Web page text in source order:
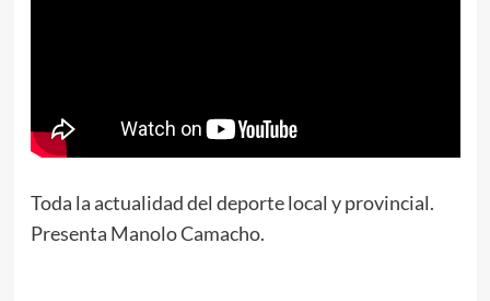
Toda la actualidad del deporte local y provincial.
Presenta Manolo Camacho.